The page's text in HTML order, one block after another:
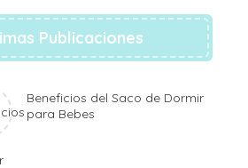
Publicaciones
Beneficios del Saco de Dormir
para Bebes